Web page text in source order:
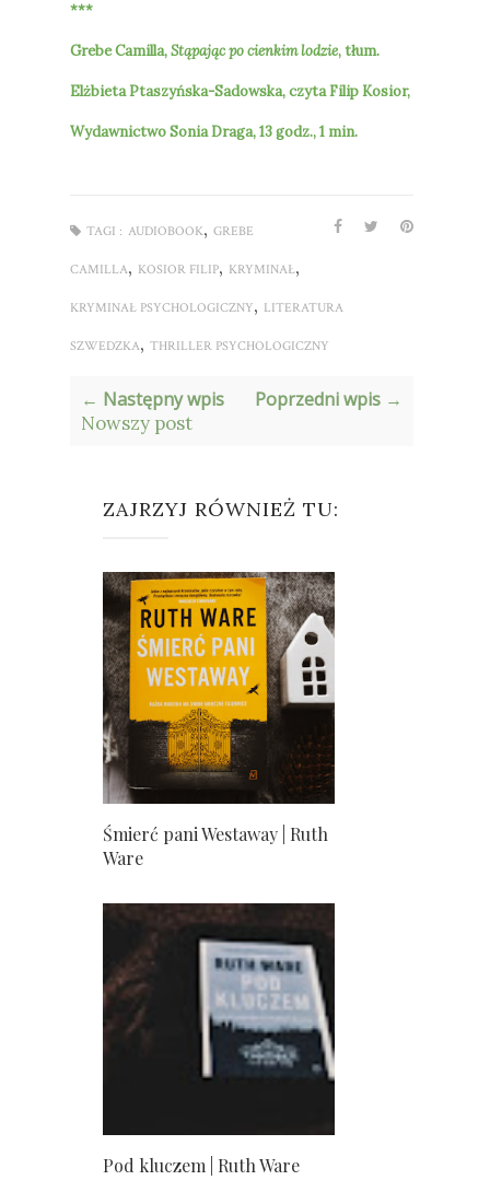
***
Grebe Camilla,Stąpając po cienkim lodzie, tłum.
Elżbieta Ptaszyńska-Sadowska, czyta Filip Kosior,
Wydawnictwo Sonia Draga, 13godz., 1 min.
TAGI : AUDIOBOOK, GREBE
CAMILLA, KOSIOR FILIP, KRYMINAŁ,
KRYMINAŁ PSYCHOLOGICZNY, LITERATURA
SZWEDZKA, THRILLER PSYCHOLOGICZNY
← Następny wpis
Nowszy post
Poprzedni wpis →
ZAJRZYJ RÓWNIEŻ TU:
Śmierć pani Westaway | Ruth
Ware
Pod kluczem | Ruth Ware